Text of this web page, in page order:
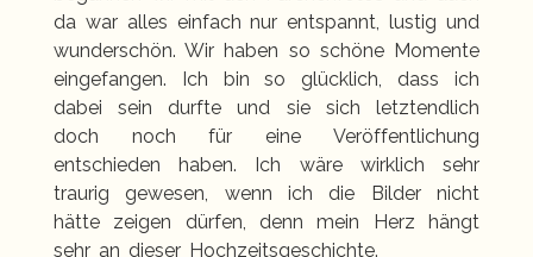
da war alles einfach nur entspannt, lustig und
wunderschön. Wir haben so schöne Momente
eingefangen. Ich bin so glücklich, dass ich
dabei sein durfte und sie sich letztendlich
doch noch für eine Veröffentlichung
entschieden haben. Ich wäre wirklich sehr
traurig gewesen, wenn ich die Bilder nicht
hätte zeigen dürfen, denn mein Herz hängt
sehr an dieser Hochzeitsgeschichte.